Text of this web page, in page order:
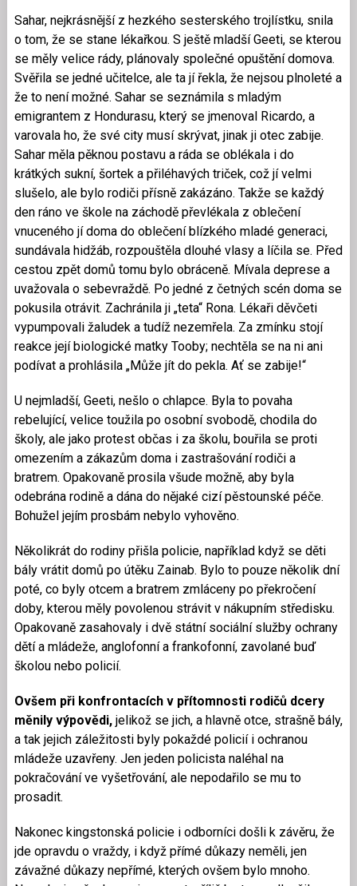
Sahar, nejkrásnější z hezkého sesterského trojlístku, snila
o tom, že se stane lékařkou. S ještě mladší Geeti, se kterou
se měly velice rády, plánovaly společné opuštění domova.
Svěřila se jedné učitelce, ale ta jí řekla, že nejsou plnoleté a
že to není možné. Sahar se seznámila s mladým
emigrantem z Hondurasu, který se jmenoval Ricardo, a
varovala ho, že své city musí skrývat, jinak ji otec zabije.
Sahar měla pěknou postavu a ráda se oblékala i do
krátkých sukní, šortek a přiléhavých triček, což jí velmi
slušelo, ale bylo rodiči přísně zakázáno. Takže se každý
den ráno ve škole na záchodě převlékala z oblečení
vnuceného jí doma do oblečení blízkého mladé generaci,
sundávala hidžáb, rozpouštěla dlouhé vlasy a líčila se. Před
cestou zpět domů tomu bylo obráceně. Mívala deprese a
uvažovala o sebevraždě. Po jedné z četných scén doma se
pokusila otrávit. Zachránila ji „teta“ Rona. Lékaři děvčeti
vypumpovali žaludek a tudíž nezemřela. Za zmínku stojí
reakce její biologické matky Tooby; nechtěla se na ni ani
podívat a prohlásila „Může jít do pekla. Ať se zabije!“
U nejmladší, Geeti, nešlo o chlapce. Byla to povaha
rebelující, velice toužila po osobní svobodě, chodila do
školy, ale jako protest občas i za školu, bouřila se proti
omezením a zákazům doma i zastrašování rodiči a
bratrem. Opakovaně prosila všude možně, aby byla
odebrána rodině a dána do nějaké cizí pěstounské péče.
Bohužel jejím prosbám nebylo vyhověno.
Několikrát do rodiny přišla policie, například když se děti
bály vrátit domů po útěku Zainab. Bylo to pouze několik dní
poté, co byly otcem a bratrem zmláceny po překročení
doby, kterou měly povolenou strávit v nákupním středisku.
Opakovaně zasahovaly i dvě státní sociální služby ochrany
dětí a mládeže, anglofonní a frankofonní, zavolané buď
školou nebo policií.
Ovšem při konfrontacích v přítomnosti rodičů dcery
měnily výpovědi,jelikož se jich, a hlavně otce, strašně bály,
a tak jejich záležitosti byly pokaždé policií i ochranou
mládeže uzavřeny. Jen jeden policista naléhal na
pokračování ve vyšetřování, ale nepodařilo se mu to
prosadit.
Nakonec kingstonská policie i odborníci došli k závěru, že
jde opravdu o vraždy, i když přímé důkazy neměli, jen
závažné důkazy nepřímé, kterých ovšem bylo mnoho.